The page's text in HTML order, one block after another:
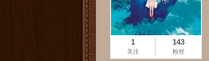
1
关注
143
粉丝